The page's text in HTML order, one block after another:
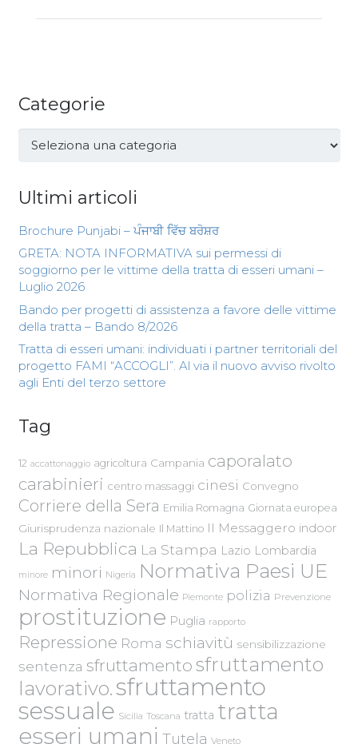
Categorie
Categorie
Ultimi articoli
Brochure Punjabi – ਪੰਜਾਬੀ ਵਿੱਚ ਬਰੋਸ਼ਰ
GRETA: NOTA INFORMATIVA sui permessi di
soggiorno per le vittime della tratta di esseri umani –
Luglio 2026
Bando per progetti di assistenza a favore delle vittime
della tratta – Bando 8/2026
Tratta di esseri umani: individuati i partner territoriali del
progetto FAMI “ACCOGLI”. Al via il nuovo avviso rivolto
agli Enti del terzo settore
Tag
12 accattonaggio agricoltura Campania caporalato
carabinieri centro massaggi cinesi Convegno
Corriere della Sera Emilia Romagna Giornata europea
Giurisprudenza nazionale Il Mattino Il Messaggero indoor
La Repubblica La Stampa Lazio Lombardia
minore minori Nigeria Normativa Paesi UE
Normativa Regionale Piemonte polizia Prevenzione
prostituzione Puglia rapporto
Repressione Roma schiavitù sensibilizzazione
sentenza sfruttamento sfruttamento
lavorativo.sfruttamento
sessuale Sicilia Toscana tratta tratta
esseri umani Tutela Veneto